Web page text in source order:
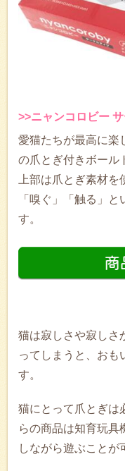
>>ニャンコロビー
愛猫たちが最高に楽
の爪とぎ付きボール
上部は爪とぎ素材を
「嗅ぐ」「触る」
す。
猫は寂しさや寂しさ
ってしまうと、おも
す。
猫にとって爪とぎは
らの商品は知育玩具
しながら遊ぶことが